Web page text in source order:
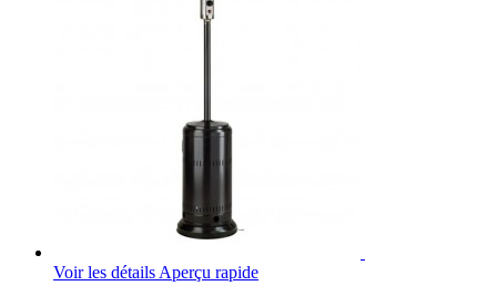
Voir les détails Aperçu rapide